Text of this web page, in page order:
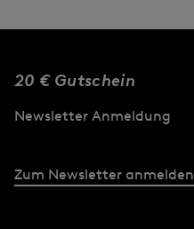
20 € Gutschein
Newsletter Anmeldung
Zum Newsletter anmelden